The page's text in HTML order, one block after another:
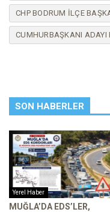
CHP BODRUM ILÇE
CUMHURBAŞKANI ADAYI
SON HABERLER
Yerel Haber
MUĞLA’DA EDS’LER,